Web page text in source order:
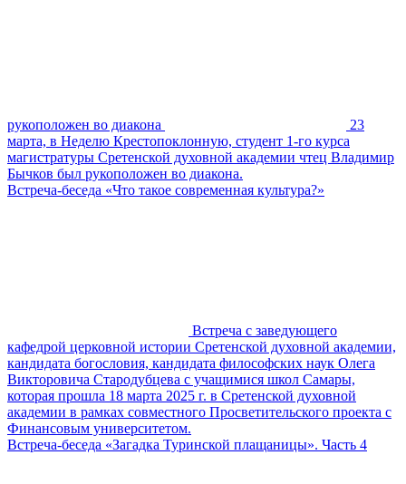
рукоположен во диакона
23
марта, в Неделю Крестопоклонную, студент 1-го курса
магистратуры Сретенской духовной академии чтец Владимир
Бычков был рукоположен во диакона.
Встреча-беседа «Что такое современная культура?»
Встреча с заведующего
кафедрой церковной истории Сретенской духовной академии,
кандидата богословия, кандидата философских наук Олега
Викторовича Стародубцева с учащимися школ Самары,
которая прошла 18 марта 2025 г. в Сретенской духовной
академии в рамках совместного Просветительского проекта с
Финансовым университетом.
Встреча-беседа «Загадка Туринской плащаницы». Часть 4